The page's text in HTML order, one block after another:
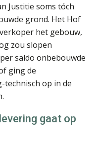
Justitie soms tóch
grond. Het Hof
het gebouw,
zou slopen
saldo onbebouwde
ging de
op in de
gaat op
van Vilsteren
Jong